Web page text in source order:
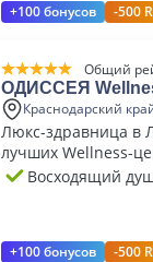
+100 бонусов -500
Общий
ОДИССЕЯ
Краснодарский
Люкс-здравница в
лучших Wellness-
Восходящий
+100 бонусов -500